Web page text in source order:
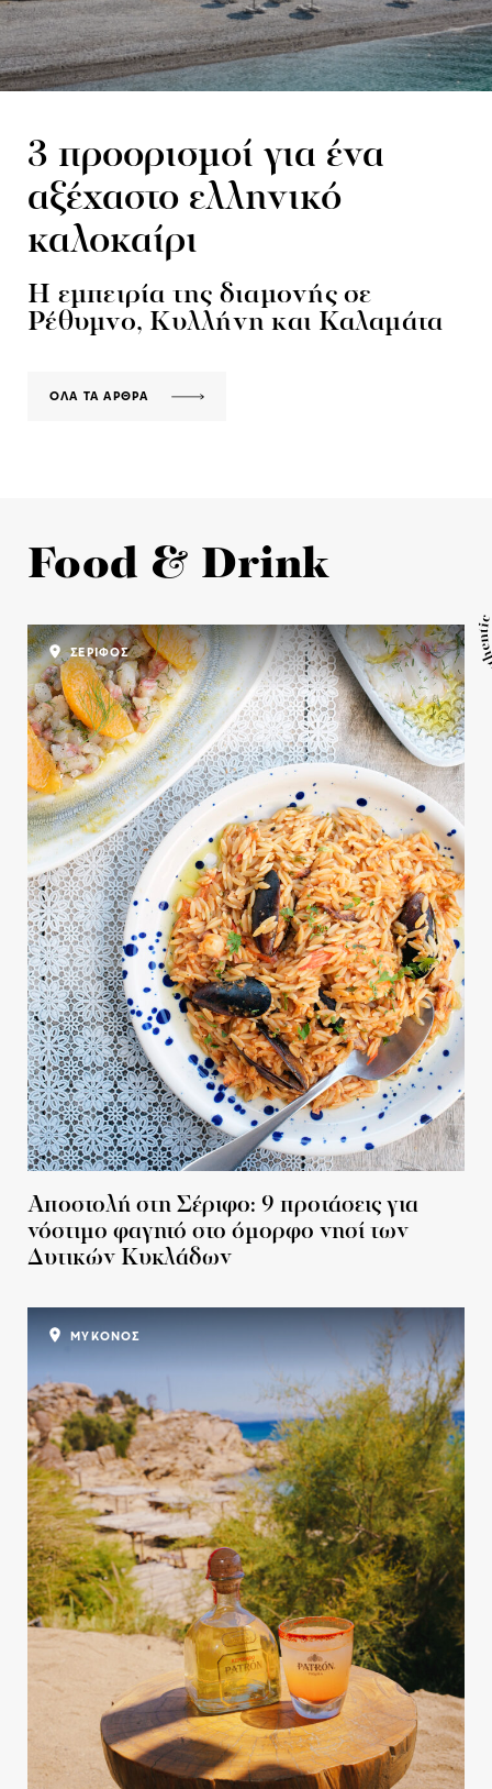
3 προορισμοί για ένα
αξέχαστο ελληνικό
καλοκαίρι
Η εμπειρία της διαμονής σε
Ρέθυμνο, Κυλλήνη και Καλαμάτα
ΟΛΑ ΤΑ ΑΡΘΡΑ
Food & Drink
Αποστολή στη Σέριφο: 9 προτάσεις για
νόστιμο φαγητό στο όμορφο νησί των
Δυτικών Κυκλάδων
ΣΕΡΙΦΟΣ
ΜΥΚΟΝΟΣ